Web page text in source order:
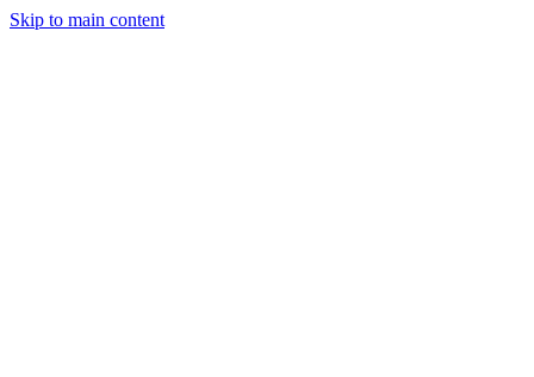
Skip to main content